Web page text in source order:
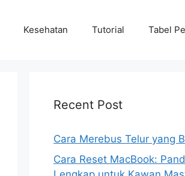
Kesehatan Tutorial Tabel
Recent Post
Cara Merebus Telur yang
Cara Reset MacBook: